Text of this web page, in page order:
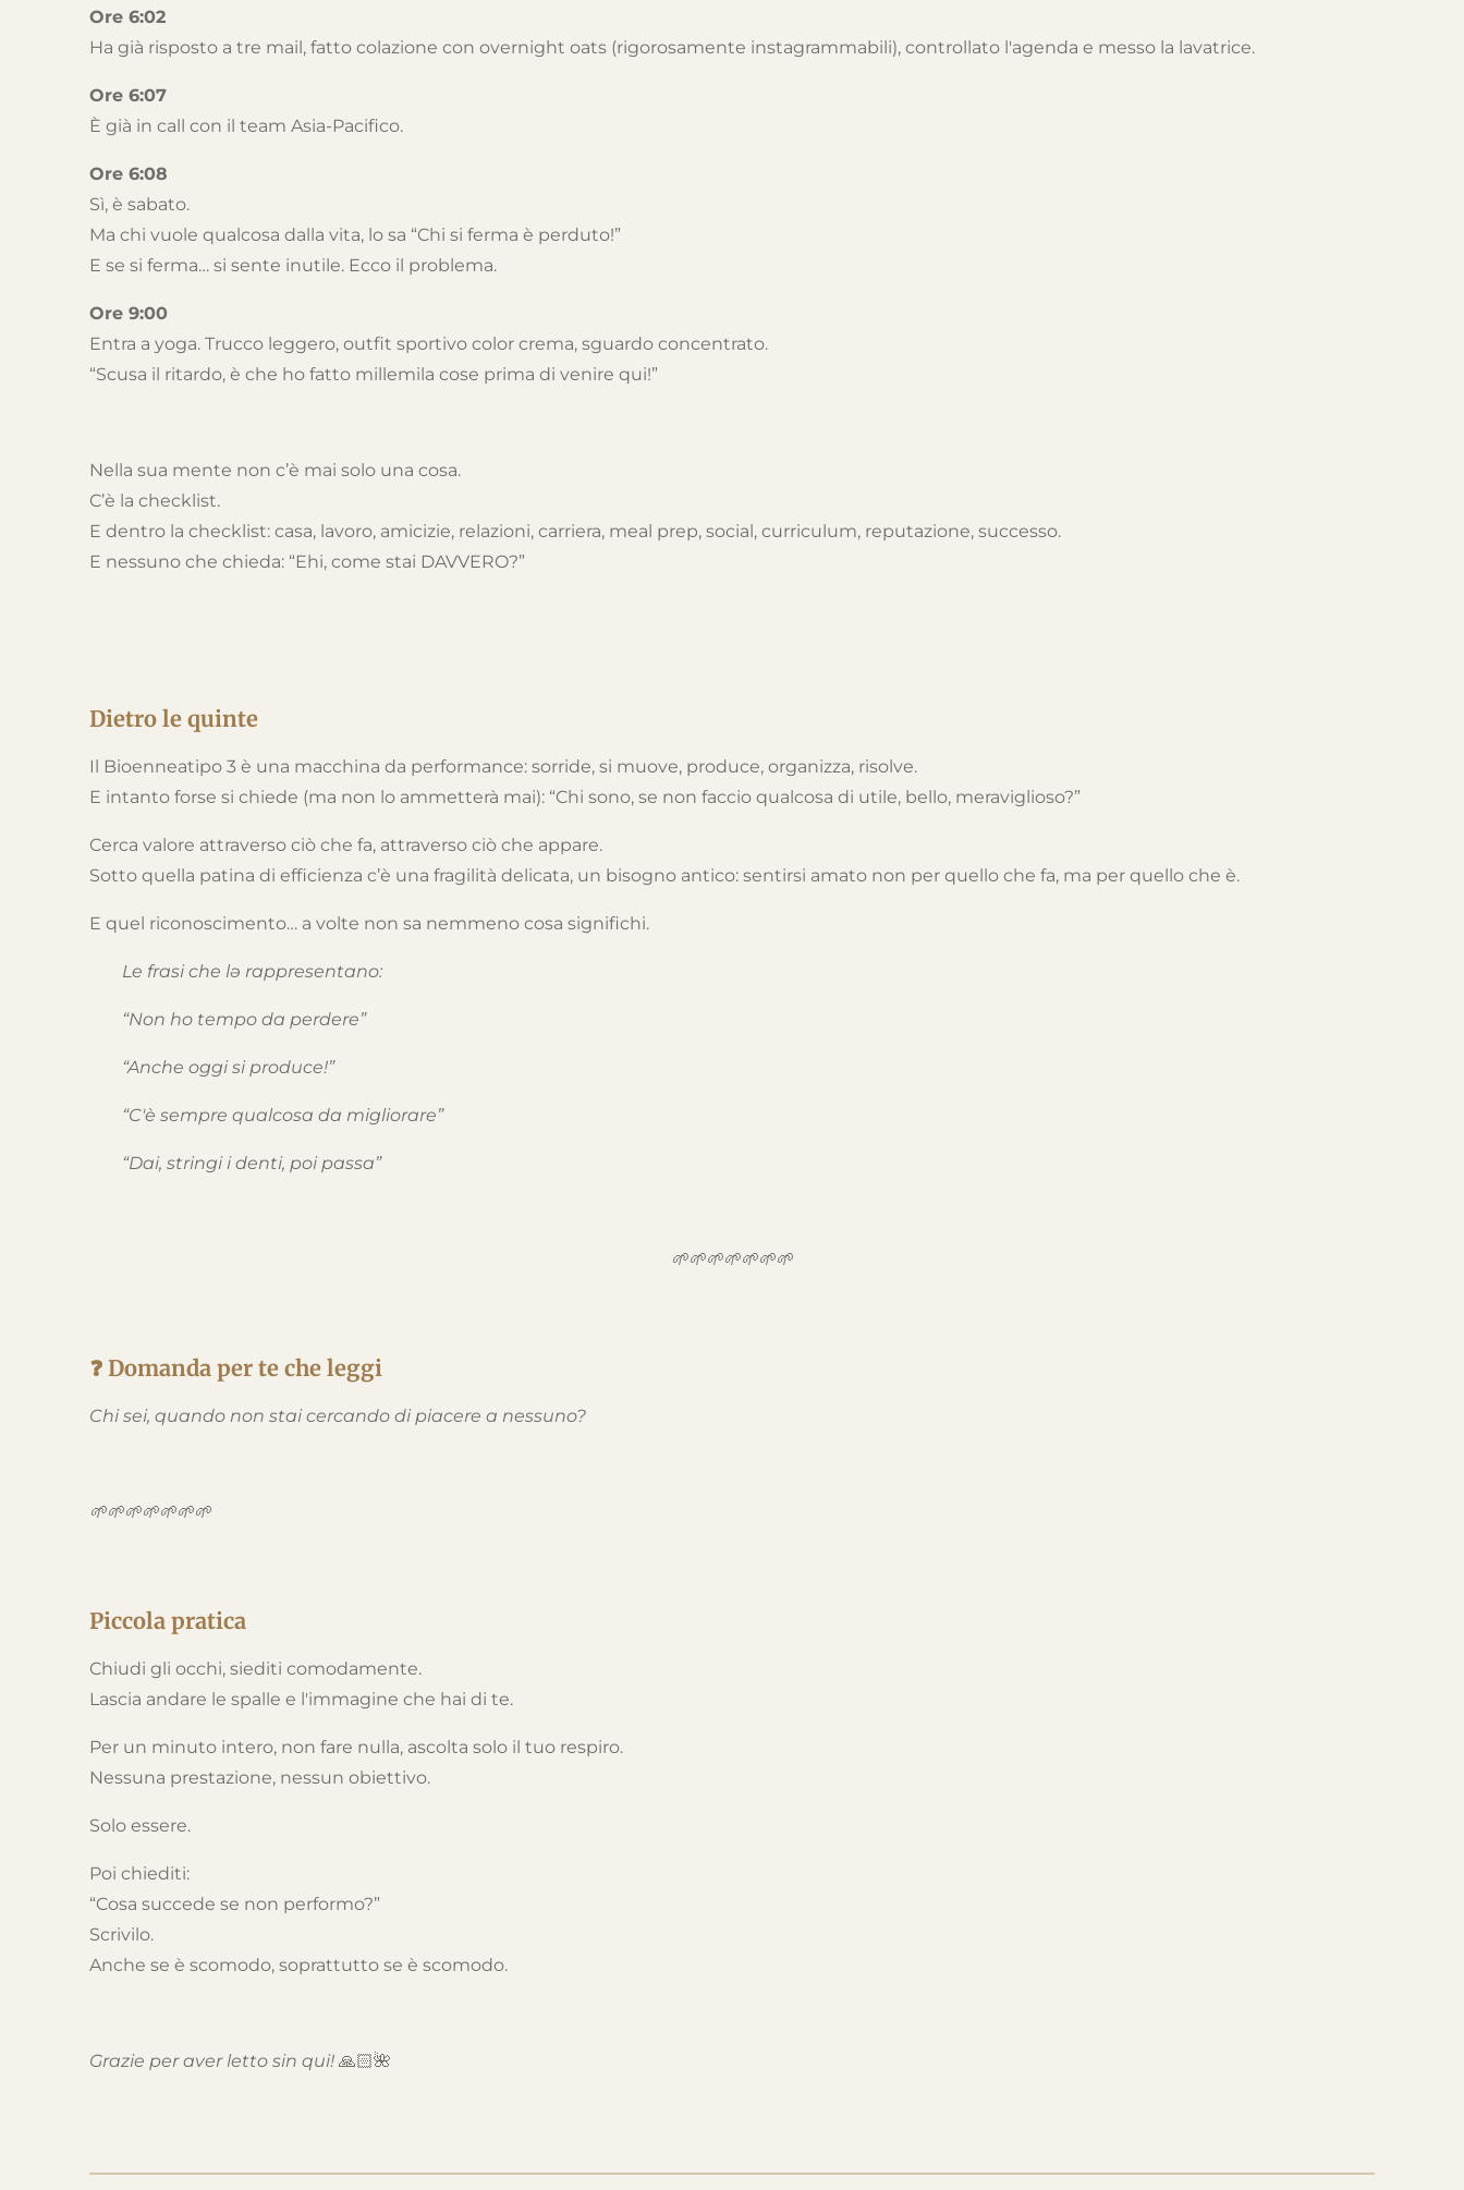
Ore 6:02
Ha già risposto a tre mail, fatto colazione con overnight oats (rigorosamente instagrammabili), controllato l'agenda e messo la lavatrice.
Ore 6:07
È già in call con il team Asia-Pacifico.
Ore 6:08
Sì, è sabato.
Ma chi vuole qualcosa dalla vita, lo sa “Chi si ferma è perduto!”
E se si ferma… si sente inutile. Ecco il problema.
Ore 9:00
Entra a yoga. Trucco leggero, outfit sportivo color crema, sguardo concentrato.
“Scusa il ritardo, è che ho fatto millemila cose prima di venire qui!”
Nella sua mente non c’è mai solo una cosa.
C’è la checklist.
E dentro la checklist: casa, lavoro, amicizie, relazioni, carriera, meal prep, social, curriculum, reputazione, successo.
E nessuno che chieda: “Ehi, come stai DAVVERO?”
Dietro le quinte
Il Bioenneatipo 3 è una macchina da performance: sorride, si muove, produce, organizza, risolve.
E intanto forse si chiede (ma non lo ammetterà mai): “Chi sono, se non faccio qualcosa di utile, bello, meraviglioso?”
Cerca valore attraverso ciò che fa, attraverso ciò che appare.
Sotto quella patina di efficienza c’è una fragilità delicata, un bisogno antico: sentirsi amato non per quello che fa, ma per quello che è.
E quel riconoscimento… a volte non sa nemmeno cosa significhi.
Le frasi che lə rappresentano:
“Non ho tempo da perdere”
“Anche oggi si produce!”
“C'è sempre qualcosa da migliorare”
“Dai, stringi i denti, poi passa”
🌱🌱🌱🌱🌱🌱🌱
❓ Domanda per te che leggi
Chi sei, quando non stai cercando di piacere a nessuno?
🌱🌱🌱🌱🌱🌱🌱
Piccola pratica
Chiudi gli occhi, siediti comodamente.
Lascia andare le spalle e l'immagine che hai di te.
Per un minuto intero, non fare nulla, ascolta solo il tuo respiro.
Nessuna prestazione, nessun obiettivo.
Solo essere.
Poi chiediti:
“Cosa succede se non performo?”
Scrivilo.
Anche se è scomodo, soprattutto se è scomodo.
Grazie per aver letto sin qui! 🙏🏻🌺